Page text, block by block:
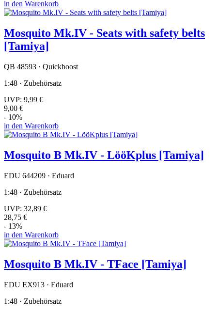
in den Warenkorb
Mosquito Mk.IV - Seats with safety belts
[Tamiya]
QB 48593 · Quickboost
1:48 · Zubehörsatz
UVP: 9,99 €
9,00 €
- 10%
in den Warenkorb
Mosquito B Mk.IV - LööKplus [Tamiya]
EDU 644209 · Eduard
1:48 · Zubehörsatz
UVP: 32,89 €
28,75 €
- 13%
in den Warenkorb
Mosquito B Mk.IV - TFace [Tamiya]
EDU EX913 · Eduard
1:48 · Zubehörsatz